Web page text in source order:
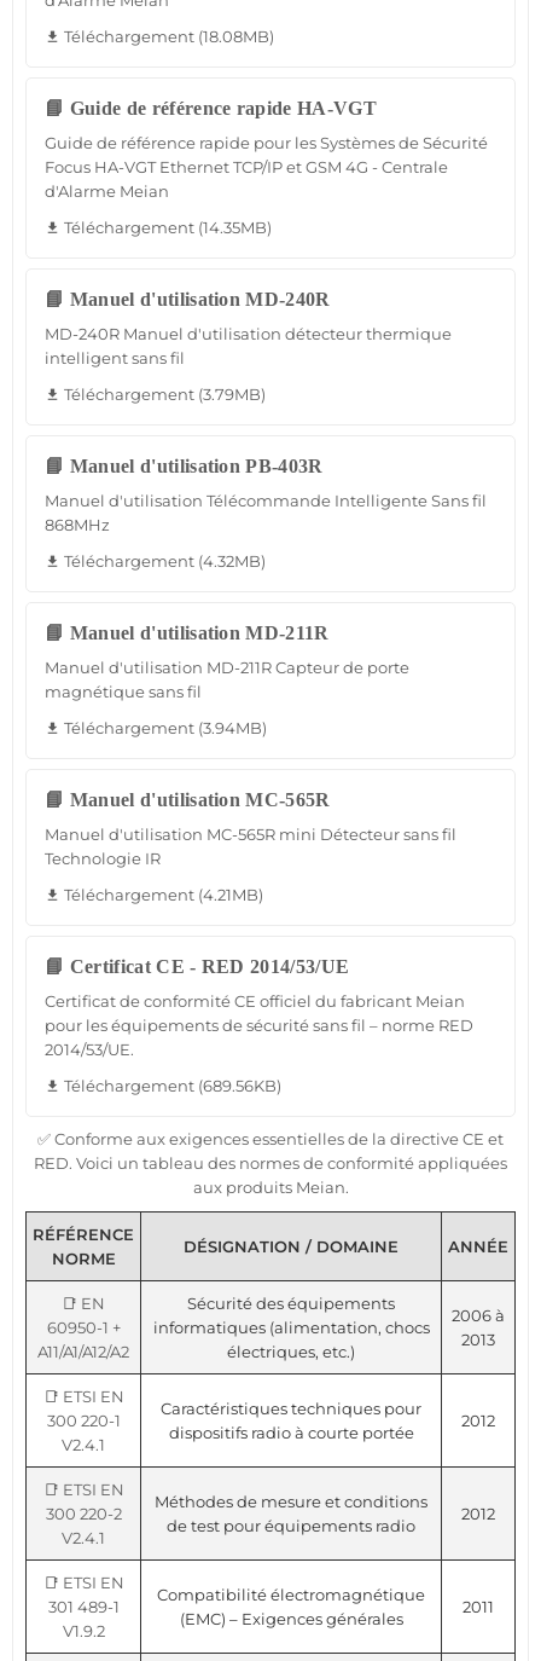
file_download Téléchargement (18.08MB)
📘 Guide de référence rapide HA-VGT
Guide de référence rapide pour les Systèmes de Sécurité
Focus HA-VGT Ethernet TCP/IP et GSM 4G - Centrale
d'Alarme Meian
file_download Téléchargement (14.35MB)
📘 Manuel d'utilisation MD-240R
MD-240R Manuel d'utilisation détecteur thermique
intelligent sans fil
file_download Téléchargement (3.79MB)
📘 Manuel d'utilisation PB-403R
Manuel d'utilisation Télécommande Intelligente Sans fil
868MHz
file_download Téléchargement (4.32MB)
📘 Manuel d'utilisation MD-211R
Manuel d'utilisation MD-211R Capteur de porte
magnétique sans fil
file_download Téléchargement (3.94MB)
📘 Manuel d'utilisation MC-565R
Manuel d'utilisation MC-565R mini Détecteur sans fil
Technologie IR
file_download Téléchargement (4.21MB)
📘 Certificat CE - RED 2014/53/UE
Certificat de conformité CE officiel du fabricant Meian
pour les équipements de sécurité sans fil – norme RED
2014/53/UE.
file_download Téléchargement (689.56KB)
✅ Conforme aux exigences essentielles de la directive CE et
RED. Voici un tableau des normes de conformité appliquées
aux produits Meian.
RÉFÉRENCE
NORME
DÉSIGNATION / DOMAINE ANNÉE
📑 EN
60950-1 +
A11/A1/A12/A2
Sécurité des équipements
informatiques (alimentation, chocs
électriques, etc.)
2006 à
2013
📑 ETSI EN
300 220-1
V2.4.1
Caractéristiques techniques pour
dispositifs radio à courte portée
2012
📑 ETSI EN
300 220-2
V2.4.1
Méthodes de mesure et conditions
de test pour équipements radio
2012
📑 ETSI EN
301 489-1
V1.9.2
Compatibilité électromagnétique
(EMC) – Exigences générales
2011